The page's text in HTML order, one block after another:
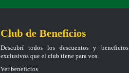
Club de Beneficios
Descubrí todos los descuentos y beneficios
exclusivos que el club tiene para vos.
Ver beneficios